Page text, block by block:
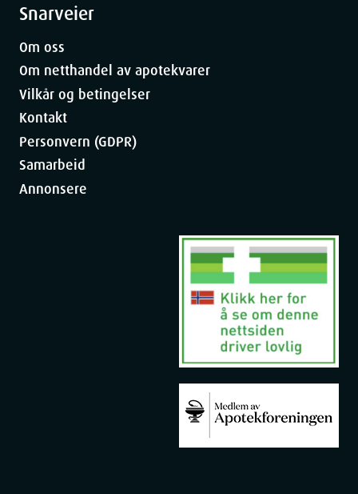
Snarveier
Om oss
Om netthandel av apotekvarer
Vilkår og betingelser
Kontakt
Personvern (GDPR)
Samarbeid
Annonsere